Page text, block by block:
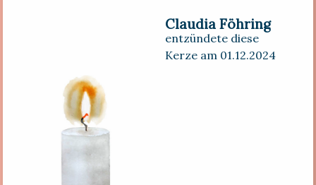
Claudia Föhring
entzündete diese
Kerze am 01.12.2024